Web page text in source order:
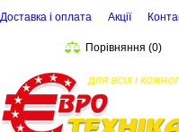
Доставка і оплата Акції
Порівняння (0)